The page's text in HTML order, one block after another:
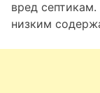
вред
низким